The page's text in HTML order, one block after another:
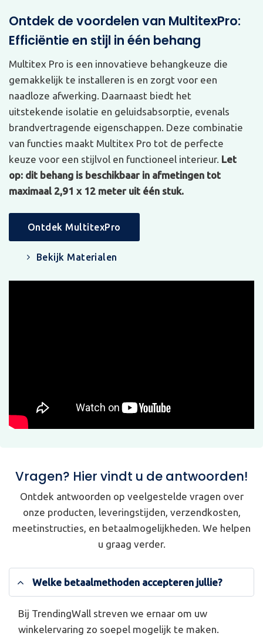
Ontdek de voordelen van MultitexPro:
Efficiëntie en stijl in één behang
Multitex Pro is een innovatieve behangkeuze die
gemakkelijk te installeren is en zorgt voor een
naadloze afwerking. Daarnaast biedt het
uitstekende isolatie en geluidsabsorptie, evenals
brandvertragende eigenschappen. Deze combinatie
van functies maakt Multitex Pro tot de perfecte
keuze voor een stijlvol en functioneel interieur. Let
op: dit behang is beschikbaar in afmetingen tot
maximaal 2,91 x 12 meter uit één stuk.
Ontdek MultitexPro
Bekijk Materialen
Vragen? Hier vindt u de antwoorden!
Ontdek antwoorden op veelgestelde vragen over
onze producten, leveringstijden, verzendkosten,
meetinstructies, en betaalmogelijkheden. We helpen
u graag verder.
Welke betaalmethoden accepteren jullie?
Bij TrendingWall streven we ernaar om uw
winkelervaring zo soepel mogelijk te maken.